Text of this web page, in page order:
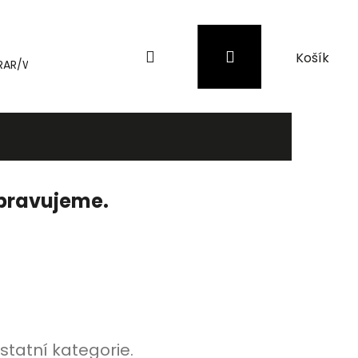
WinRAR Záložní zdroje (UPS) a přepěťové
PřihlášeníNákupní
košík
kategorie.